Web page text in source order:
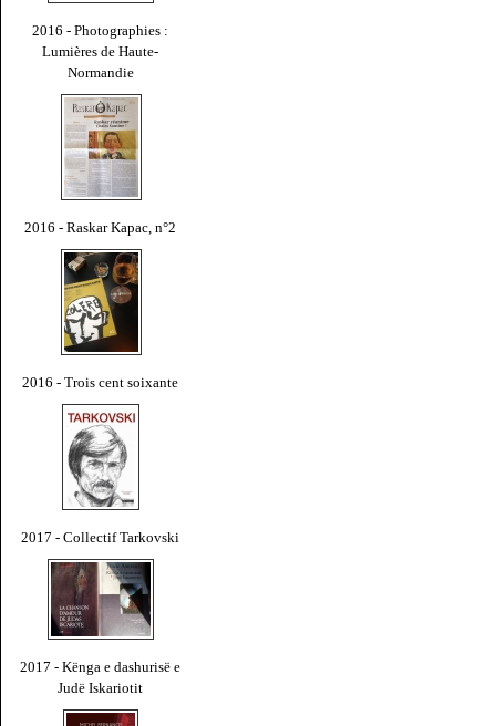
2016 - Photographies :
Lumières de Haute-
Normandie
2016 - Raskar Kapac, n°2
2016 - Trois cent soixante
2017 - Collectif Tarkovski
2017 - Kënga e dashurisë e
Judë Iskariotit